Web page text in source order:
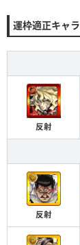
運枠適正キャラ
反射
反射